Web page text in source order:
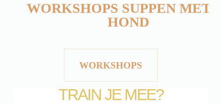
WORKSHOPS SUPPEN MET
HOND
WORKSHOPS
TRAIN JE MEE?